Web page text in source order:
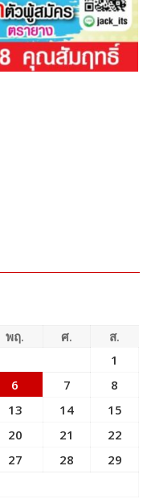
พฤ. ศ.
ส.
1
6 7
8
13 14
15
20 21
22
27 28
29